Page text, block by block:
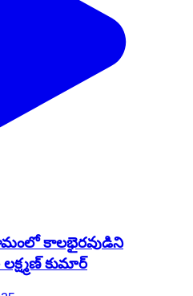
కాలభైరవుడిని
లక్ష్మణ్ కుమార్